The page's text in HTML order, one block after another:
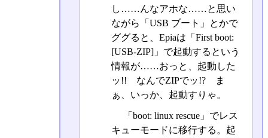
し……んなアホな……と思い
ながら「USB ブート」とかで
ググると、Epiaは「First boot:
[USB-ZIP]」で起動するという
情報が……おっと、起動した
ッ!! なんでZIPでッ!? ま
ぁ、いっか、起動すりゃ。
「boot: linux rescue」でレス
キューモードに移行する。起